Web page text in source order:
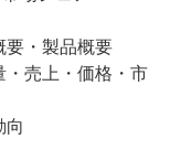
・製品概要
売上・価格・市